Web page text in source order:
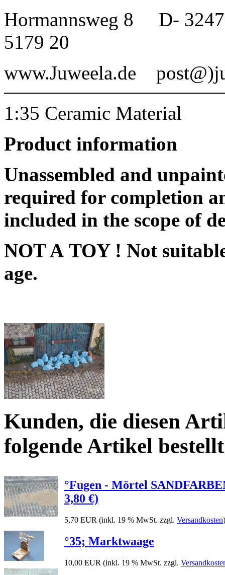
Hormannsweg 8
D-
5179 20
www.Juweela.de
1:35 Ceramic Material
Product information
Unassembled and
required for completion
included in the scope of
NOT A TOY ! Not
age.
Kunden, die diesen
folgende Artikel
°Fugen - Mörtel
3,80 €)
5,70 EUR (inkl. 19 % MwSt. zzgl. Versandkosten)
°35; Marktwaage
10,00 EUR (inkl. 19 % MwSt. zzgl.